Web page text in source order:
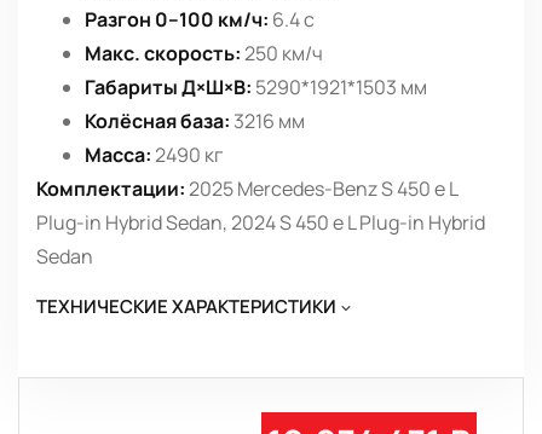
Разгон 0–100 км/ч: 6.4 с
Макс. скорость:250 км/ч
Габариты Д×Ш×В: 5290*1921*1503 мм
Колёсная база: 3216 мм
Масса:2490 кг
Комплектации:2025 Mercedes-Benz S 450 e L
Plug-in Hybrid Sedan, 2024 S 450 e L Plug-in Hybrid
Sedan
ТЕХНИЧЕСКИЕ ХАРАКТЕРИСТИКИ